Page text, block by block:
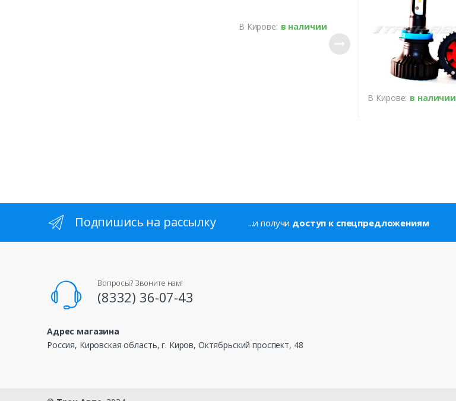
В Кирове: в наличии
В Кирове: в наличии
Подпишись на рассылку ...и получи доступ к спецпредложениям
Вопросы? Звоните нам!
(8332) 36-07-43
Адрес магазина
Россия, Кировская область, г. Киров, Октябрьский проспект, 48